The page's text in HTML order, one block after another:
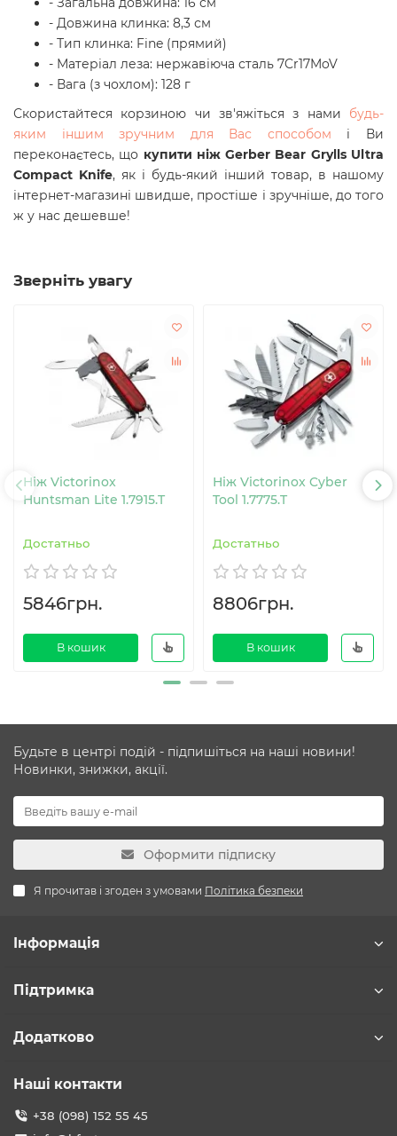
- Довжина клинка: 8,3 см
- Тип клинка: Fine (прямий)
- Матеріал леза: нержавіюча сталь 7Cr17MoV
- Вага (з чохлом): 128 г
Скористайтеся корзиною чи зв'яжіться з нами будь-
яким іншим зручним для Вас способом і Ви
переконаєтесь, що купити ніж Gerber Bear Grylls Ultra
Compact Knife, як і будь-який інший товар, в нашому
інтернет-магазині швидше, простіше і зручніше, до того
ж у нас дешевше!
Зверніть увагу
Ніж Victorinox
Huntsman Lite 1.7915.T
Достатньо
5846грн.
В кошик
Ніж Victorinox Cyber
Tool 1.7775.T
Достатньо
8806грн.
В кошик
Будьте в центрі подій - підпишіться на наші новини!
Новинки, знижки, акції.
Оформити підписку
Я прочитав і згоден з умовами Політика безпеки
Інформація
Підтримка
Додатково
Наші контакти
+38 (098) 152 55 45